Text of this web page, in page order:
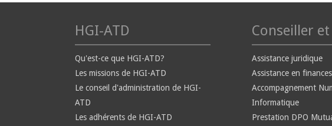
HGI-ATD
Qu'est-ce que HGI-ATD?
Les missions de HGI-ATD
Le conseil d'administration de HGI-
ATD
Les adhérents de HGI-ATD
Conseiller
Assistance juridique
Assistance en
Accompagnement
Informatique
Prestation DPO